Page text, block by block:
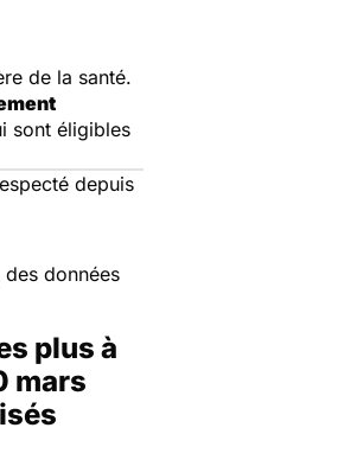
de la santé.
sont éligibles
depuis
des données
plus à
mars